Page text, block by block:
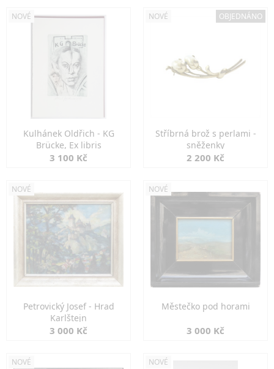
NOVÉ
Kulhánek Oldřich - KG
Brücke, Ex libris
3 100 Kč
NOVÉ OBJEDNÁNO
Stříbrná brož s perlami -
sněženky
2 200 Kč
NOVÉ
Petrovický Josef - Hrad
Karlštejn
3 000 Kč
NOVÉ
Městečko pod horami
3 000 Kč
NOVÉ NOVÉ